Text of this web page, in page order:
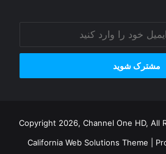
California Web Solutions Theme |